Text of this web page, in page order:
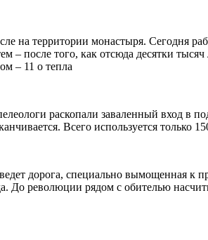
на территории монастыря. Сегодня
того, как отсюда десятки тысяч
– 11 о тепла
раскопали заваленный вход в
Всего используется только
дорога, специально вымощенная к
До революции рядом с обителью